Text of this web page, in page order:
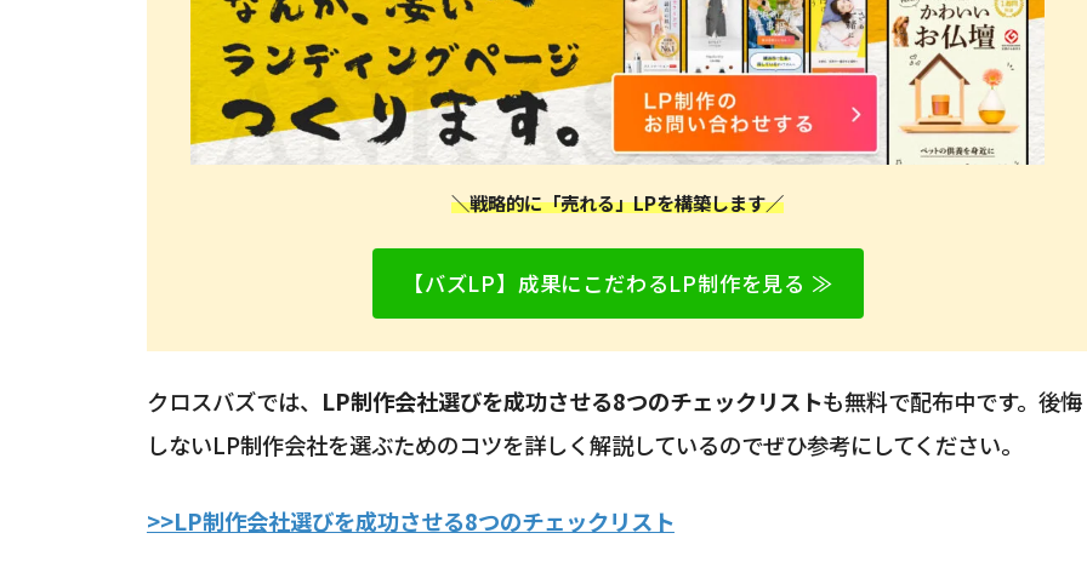
＼戦略的に「売れる」LPを構築します／
【バズLP】成果にこだわるLP制作を見る ≫
クロスバズでは、 LP制作会社選びを成功させる8つのチェックリストも無料で配布中です。後悔
しないLP制作会社を選ぶためのコツを詳しく解説しているのでぜひ参考にしてください。
>>LP制作会社選びを成功させる8つのチェックリスト